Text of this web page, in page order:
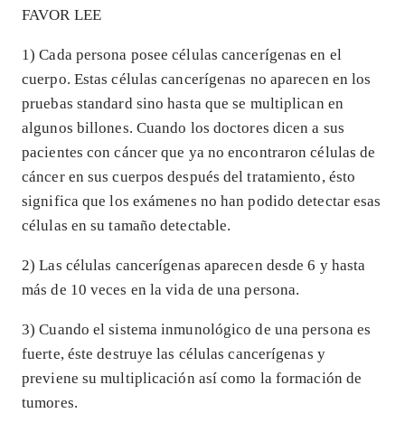
FAVOR LEE
1) Cada persona posee células cancerígenas en el
cuerpo. Estas células cancerígenas no aparecen en los
pruebas standard sino hasta que se multiplican en
algunos billones. Cuando los doctores dicen a sus
pacientes con cáncer que ya no encontraron células de
cáncer en sus cuerpos después del tratamiento, ésto
significa que los exámenes no han podido detectar esas
células en su tamaño detectable.
2) Las células cancerígenas aparecen desde 6 y hasta
más de 10 veces en la vida de una persona.
3) Cuando el sistema inmunológico de una persona es
fuerte, éste destruye las células cancerígenas y
previene su multiplicación así como la formación de
tumores.